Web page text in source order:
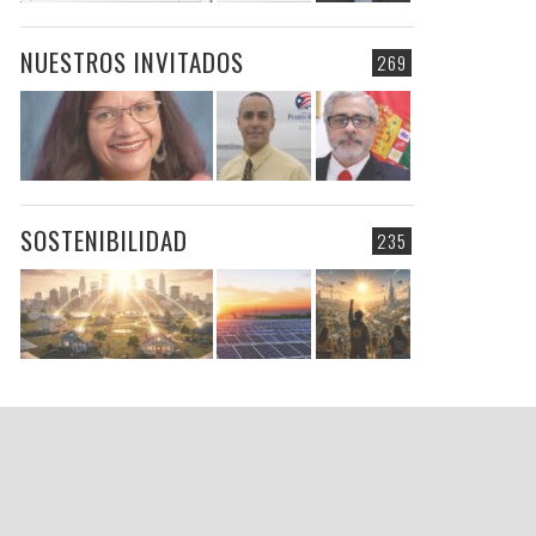
269
NUESTROS INVITADOS
235
SOSTENIBILIDAD